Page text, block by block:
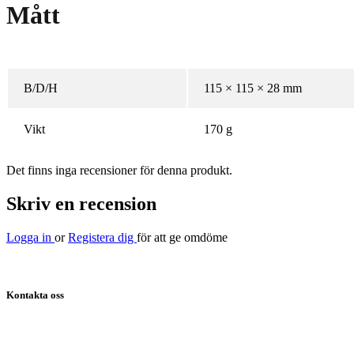
Mått
B/D/H 115 × 115 × 28 mm
Vikt 170 g
Det finns inga recensioner för denna produkt.
Skriv en recension
Logga in orRegistera dig för att ge omdöme
Kontakta oss